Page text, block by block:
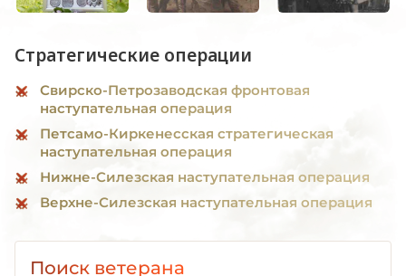
Стратегические операции
Свирско-Петрозаводская фронтовая
наступательная операция
Петсамо-Киркенесская стратегическая
наступательная операция
Нижне-Силезская наступательная операция
Верхне-Силезская наступательная операция
Поиск ветерана